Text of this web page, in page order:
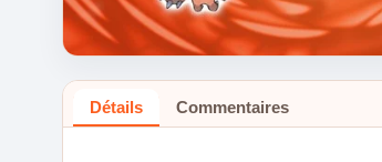
Détails Commentaires